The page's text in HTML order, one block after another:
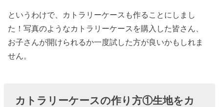
布を縫い付け
る
› 給食ナフキン
というわけで、カトラリーケースも作ることにしまし
た！写真のようなカトラリーケースを購入した皆さん、
お子さんが開けられるか一度試した方が良いかもしれま
せん。
カトラリーケースの作り方①生地をカ